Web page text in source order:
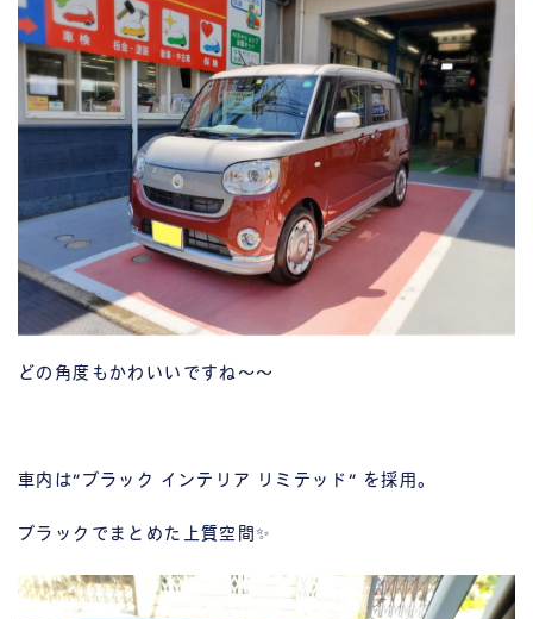
どの角度もかわいいですね～～
車内は”ブラック インテリア リミテッド” を採用。
ブラックでまとめた上質空間✨